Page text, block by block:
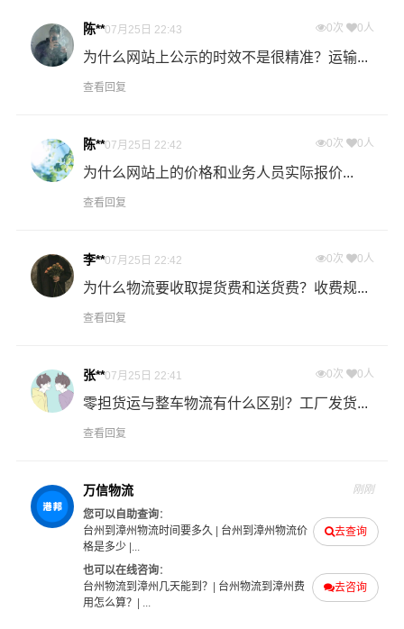
过程中产生的费用称为提货费。提货过程是发货时很重要
的环节，要确认件数、重量、体积、包装、收货信息等物
流基本信息。
即送货上门费用。物流公司安排车辆把货物从漳州物流集
散地运送到指定的收货地点，期间产生的费用称为送货
务理念，凭借台州至漳州物流的优质平台，始终致力于为
客户提供优质高效的台州到漳州的专线物流运输服务。台
州到漳州货运专线是港邦的优质品牌服务，我们一直多年
意为您解决物流相关问题。当然，还有很多优秀的 物流公
也提供从台州发物流到漳州的运输服务，您也可以多多
咨询，找到合适您的物流服务商。
陈**07月25日 22:43 0次 0人
为什么网站上公示的时效不是很精准？运输...
查看回复
陈**07月25日 22:42 0次 0人
为什么网站上的价格和业务人员实际报价...
查看回复
李**07月25日 22:42 0次 0人
为什么物流要收取提货费和送货费？收费规...
查看回复
张**07月25日 22:41 0次 0人
零担货运与整车物流有什么区别？工厂发货...
查看回复
万信物流 刚刚
去查询
您可以自助查询：
台州到漳州物流时间要多久 | 台州到漳州物流价
格是多少|...
去咨询
也可以在线咨询：
台州物流到漳州几天能到？ | 台州物流到漳州费
用怎么算？ | ...